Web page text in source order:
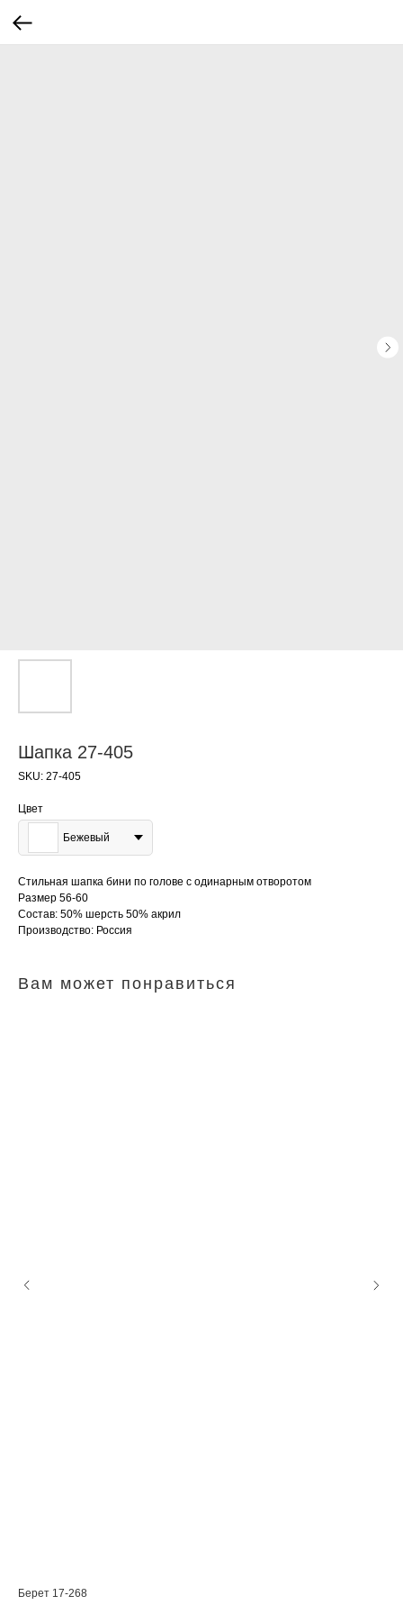
Шапка 27-405
SKU: 27-405
Цвет
Бежевый
Стильная шапка бини по голове с одинарным отворотом
Размер 56-60
Состав: 50% шерсть 50% акрил
Производство: Россия
Вам может понравиться
Берет 17-268